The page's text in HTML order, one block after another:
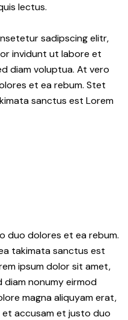
lectus.
sadipscing elitr,
invidunt ut labore et
diam voluptua. At vero
et ea rebum. Stet
sanctus est Lorem
duo dolores et ea rebum.
takimata sanctus est
ipsum dolor sit amet,
nonumy eirmod
magna aliquyam erat,
accusam et justo duo